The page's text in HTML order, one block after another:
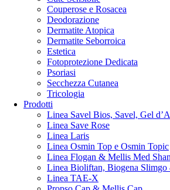
Couperose e Rosacea
Deodorazione
Dermatite Atopica
Dermatite Seborroica
Estetica
Fotoprotezione Dedicata
Psoriasi
Secchezza Cutanea
Tricologia
Prodotti
Linea Savel Bios, Savel, Gel
Linea Save Rose
Linea Laris
Linea Osmin Top e Osmin Topic
Linea Flogan & Mellis Med
Linea Bioliftan, Biogena Slimgo
Linea TAE-X